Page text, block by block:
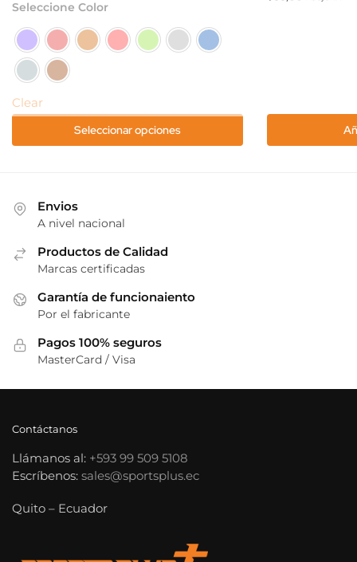
Seleccionar opciones
tiene
múltiples
variantes.
Las
opciones
la
página
de
producto
Seleccione Color
Clear
Envios
A nivel nacional
Productos de Calidad
Marcas certificadas
Garantía de funcionaiento
Por el fabricante
Pagos 100% seguros
MasterCard / Visa
Contáctanos
Llámanos al: +593 99 509 5108
Escríbenos: sales@sportsplus.ec
Quito – Ecuador